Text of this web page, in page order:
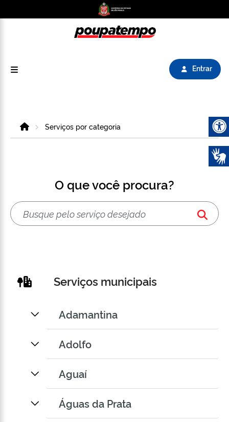
Entrar
HomeServiços por categoria
O que você procura?
Serviços municipais
Adamantina
Adolfo
Aguaí
Águas da Prata